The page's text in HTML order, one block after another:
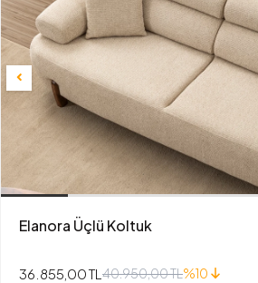
Elanora Üçlü Koltuk
36.855,00 TL 40.950,00 TL%10